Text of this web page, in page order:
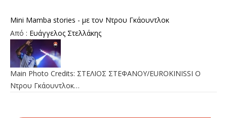
Mini Mamba stories - με τον Ντρου Γκάουντλοκ
Από : Ευάγγελος Στελλάκης
Main Photo Credits: ΣΤΕΛΙΟΣ ΣΤΕΦΑΝΟΥ/EUROKINISSI Ο
Ντρου Γκάουντλοκ…